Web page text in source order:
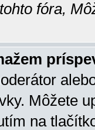
fóra,
Môžete
na